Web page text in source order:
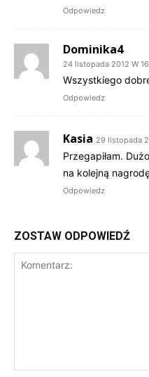
Odpowiedz
Dominika4
24 listopada 2012 W
Wszystkiego
Odpowiedz
Kasia 29 listopada
Przegapiłam.
na kolejną
Odpowiedz
ZOSTAW ODPOWIEDŹ